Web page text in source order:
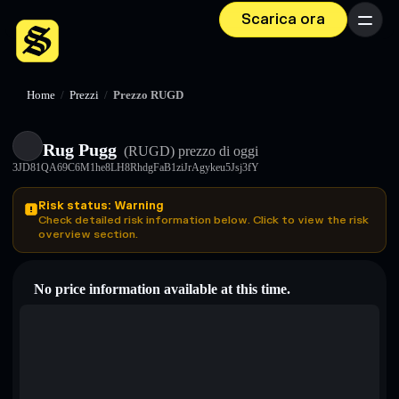
Scarica ora Menu
Home / Prezzi / Prezzo RUGD
Rug Pugg (RUGD) prezzo di oggi
3JD81QA69C6M1he8LH8RhdgFaB1ziJrAgykeu5Jsj3fY
Risk status: Warning
Check detailed risk information below. Click to view the risk
overview section.
No price information available at this time.